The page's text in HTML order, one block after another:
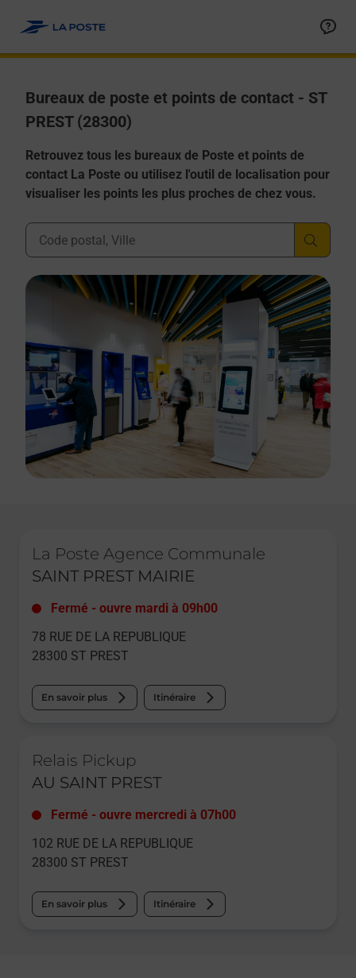
Bureaux de poste et points de contact - ST
PREST (28300)
Retrouvez tous les bureaux de Poste et points de
contact La Poste ou utilisez l'outil de localisation pour
visualiser les points les plus proches de chez vous.
Ville, Département, Code Postal
La Poste Agence Communale
SAINT PREST MAIRIE
Fermé - ouvre mardi à 09h00
78 RUE DE LA REPUBLIQUE
28300 ST PREST
En savoir plus Itinéraire
Relais Pickup
AU SAINT PREST
Fermé - ouvre mercredi à 07h00
102 RUE DE LA REPUBLIQUE
28300 ST PREST
En savoir plus Itinéraire